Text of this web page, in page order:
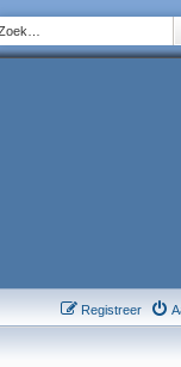
Registreer